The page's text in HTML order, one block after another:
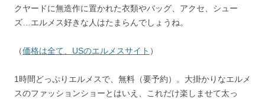
クヤードに無造作に置かれた衣類やバッグ、アクセ、シュー
ズ…エルメス好きな人はたまらんでしょうね。
（価格は全て、USのエルメスサイト ）
1時間どっぷりエルメスで、無料（要予約）。大掛かりなエルメ
スのファッションショーとはいえ、これだけ楽しませて太っ